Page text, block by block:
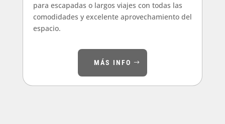
para escapadas o largos viajes con todas las
comodidades y excelente aprovechamiento del
espacio.
MÁS INFO